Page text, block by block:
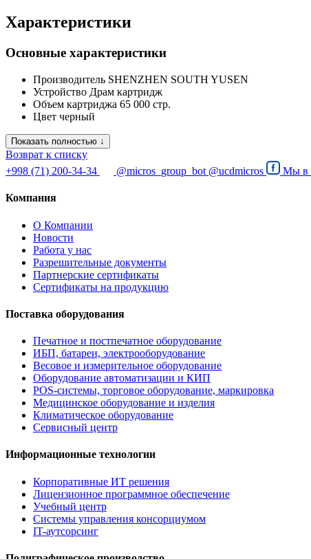
Характеристики
Основные характеристики
Производитель SHENZHEN SOUTH YUSEN
Устройство Драм картридж
Объем картриджа 65 000 стр.
Цвет черный
Показать полностью ↓
Возврат к списку
+998 (71) 200-34-34
@micros_group_bot @ucdmicros Мы в
Компания
О Компании
Новости
Работа у нас
Разрешительные документы
Партнерские сертификаты
Сертификаты на продукцию
Поставка оборудования
Печатное и постпечатное оборудование
ИБП, батареи, электрооборудование
Весовое и измерительное оборудование
Оборудование автоматизации и КИП
POS-системы, торговое оборудование, маркировка
Медицинское оборудование и изделия
Климатическое оборудование
Сервисный центр
Информационные технологии
Корпоративные ИТ решения
Лицензионное программное обеспечение
Учебный центр
Системы управления консорциумом
IT-аутсорсинг